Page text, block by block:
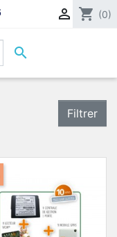
 shopping_cart (0)

Filtrer